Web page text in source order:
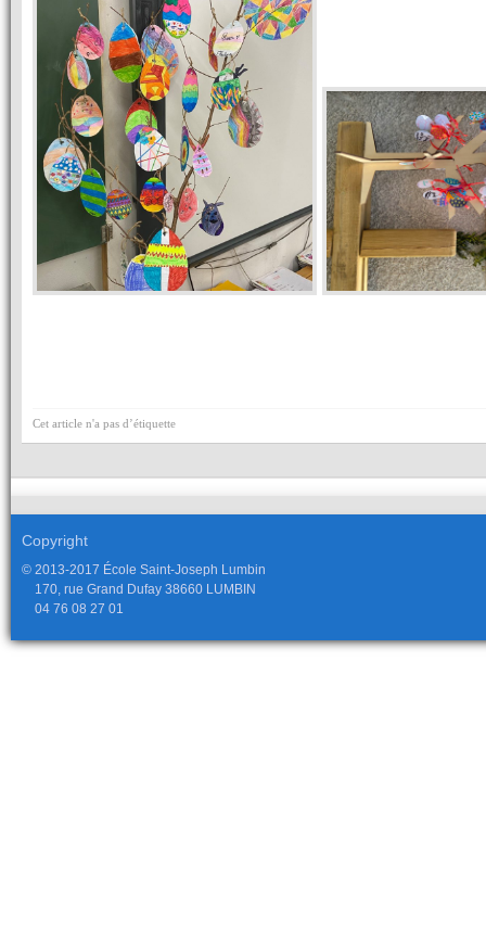
Cet article n'a pas d’étiquette
Copyright
© 2013-2017 École Saint-Joseph Lumbin
170, rue Grand Dufay 38660 LUMBIN
04 76 08 27 01